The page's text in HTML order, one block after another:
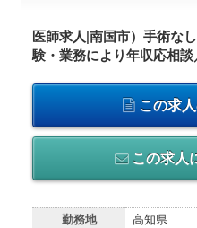
医師求人|南国市）手術な
験・業務により年収応相
この求
この求人
勤務地 高知県